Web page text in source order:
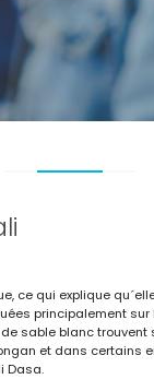
ce qui explique
principalement sur
sable blanc trouvent
et dans certains
Dasa.